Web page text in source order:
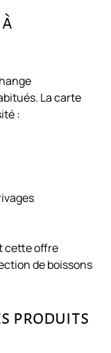
La carte
:
cette offre
de boissons
produits